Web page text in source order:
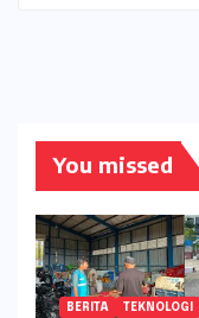
You missed
BERITA TEKNOLOGI